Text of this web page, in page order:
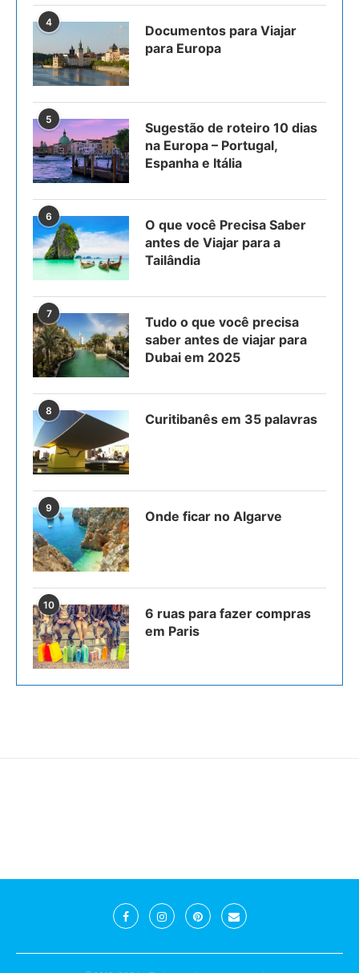
4
Documentos para Viajar
para Europa
5
Sugestão de roteiro 10 dias
na Europa – Portugal,
Espanha e Itália
6
O que você Precisa Saber
antes de Viajar para a
Tailândia
7
Tudo o que você precisa
saber antes de viajar para
Dubai em 2025
8
Curitibanês em 35 palavras
9
Onde ficar no Algarve
10
6 ruas para fazer compras
em Paris